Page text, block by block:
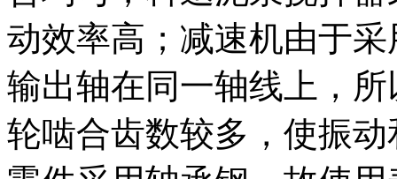
动效率高；减速机由于
输出轴在同一轴线上，
轮啮合齿数较多，使振